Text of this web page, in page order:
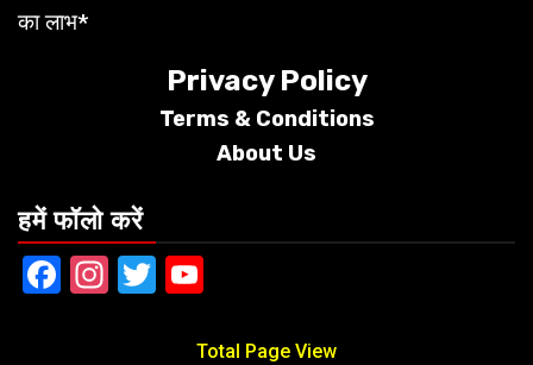
का लाभ*
Privacy Policy
Terms & Conditions
About Us
हमें फॉलो करें
Facebook
Instagram
Twitter
Total Page View